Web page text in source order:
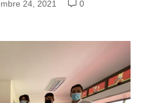
24, 2021
0